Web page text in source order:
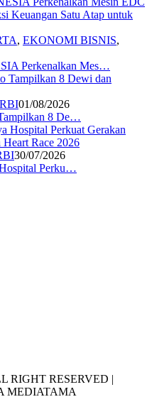
, EKONOMI BISNIS,
Perkenalkan Mes…
01/08/2026
8 De…
30/07/2026
Perku…
RIGHT RESERVED |
MEDIATAMA